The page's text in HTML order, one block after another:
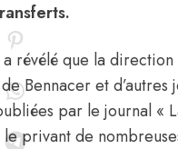
révélé que la direction
Bennacer et
par le journal «
le privant de